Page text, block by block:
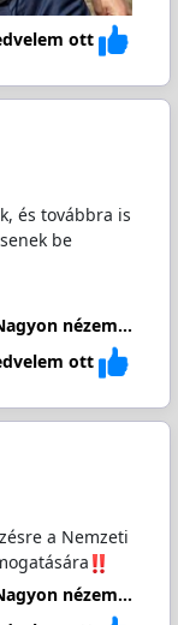
ott
és továbbra is
be
nézem...
ott
a Nemzeti
nézem...